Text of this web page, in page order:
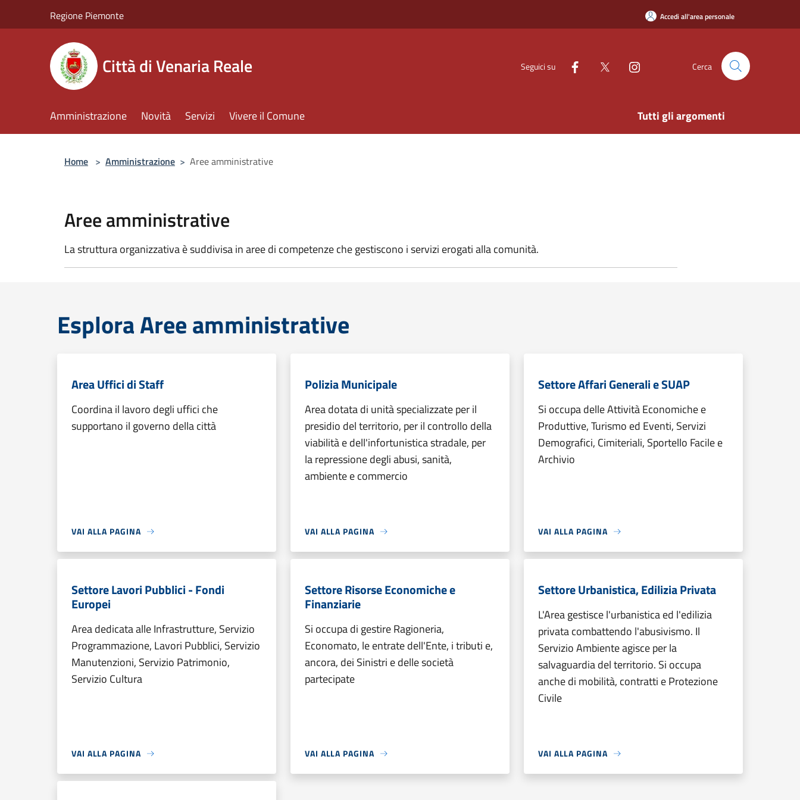
Regione Piemonte Accedi all'area personale
Città di Venaria Reale Seguici su Cerca
Amministrazione Novità Servizi Vivere il Comune Tutti gli argomenti
Home > Amministrazione > Aree amministrative
Aree amministrative
La struttura organizzativa è suddivisa in aree di competenze che gestiscono i servizi erogati alla comunità.
Esplora Aree amministrative
Area Uffici di Staff
Coordina il lavoro degli uffici che
supportano il governo della città
VAI ALLA PAGINA
Polizia Municipale
Area dotata di unità specializzate per il
presidio del territorio, per il controllo della
viabilità e dell'infortunistica stradale, per
la repressione degli abusi, sanità,
ambiente e commercio
VAI ALLA PAGINA
Settore Affari Generali e SUAP
Si occupa delle Attività Economiche e
Produttive, Turismo ed Eventi, Servizi
Demografici, Cimiteriali, Sportello Facile e
Archivio
VAI ALLA PAGINA
Settore Lavori Pubblici - Fondi
Europei
Area dedicata alle Infrastrutture, Servizio
Programmazione, Lavori Pubblici, Servizio
Manutenzioni, Servizio Patrimonio,
Servizio Cultura
VAI ALLA PAGINA
Settore Risorse Economiche e
Finanziarie
Si occupa di gestire Ragioneria,
Economato, le entrate dell'Ente, i tributi e,
ancora, dei Sinistri e delle società
partecipate
VAI ALLA PAGINA
Settore Urbanistica, Edilizia Privata
L'Area gestisce l'urbanistica ed l'edilizia
privata combattendo l'abusivismo. Il
Servizio Ambiente agisce per la
salvaguardia del territorio. Si occupa
anche di mobilità, contratti e Protezione
Civile
VAI ALLA PAGINA